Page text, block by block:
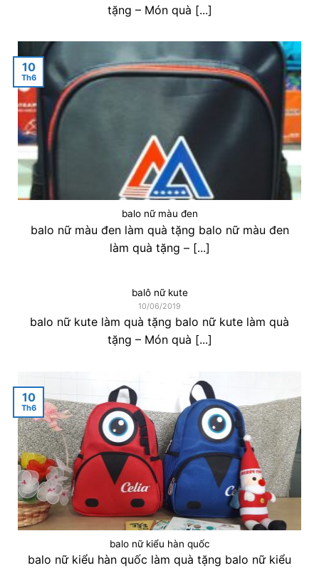
tặng – Món quà [...]
balo nữ màu đen
balo nữ màu đen làm quà tặng balo nữ màu đen
làm quà tặng – [...]
10
Th6
balô nữ kute
10/06/2019
balo nữ kute làm quà tặng balo nữ kute làm quà
tặng – Món quà [...]
balo nữ kiểu hàn quốc
balo nữ kiểu hàn quốc làm quà tặng balo nữ kiểu
10
Th6